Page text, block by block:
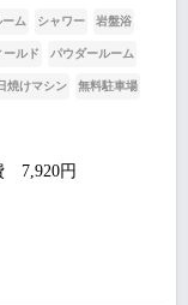
ーム シャワー 岩盤浴
ールド パウダールーム
焼けマシン 無料駐車場
7,920円